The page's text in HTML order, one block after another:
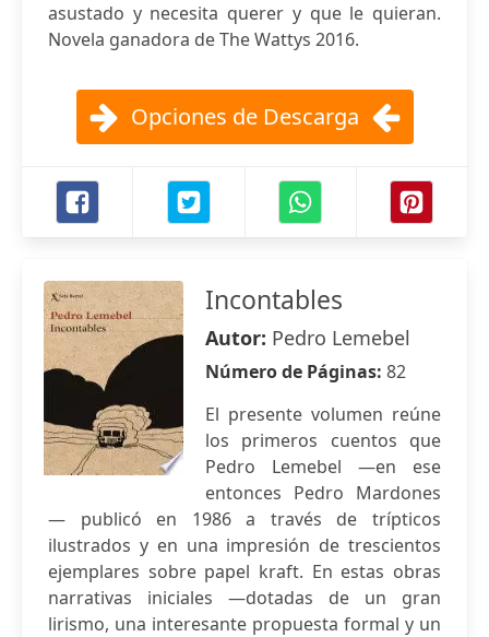
asustado y necesita querer y que le quieran.
Novela ganadora de The Wattys 2016.
Opciones de Descarga
Incontables
Autor: Pedro Lemebel
Número de Páginas: 82
El presente volumen reúne
los primeros cuentos que
Pedro Lemebel —en ese
entonces Pedro Mardones
— publicó en 1986 a través de trípticos
ilustrados y en una impresión de trescientos
ejemplares sobre papel kraft. En estas obras
narrativas iniciales —dotadas de un gran
lirismo, una interesante propuesta formal y un